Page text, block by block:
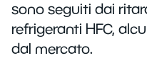
sono seguiti dai
refrigeranti HFC,
dal mercato.